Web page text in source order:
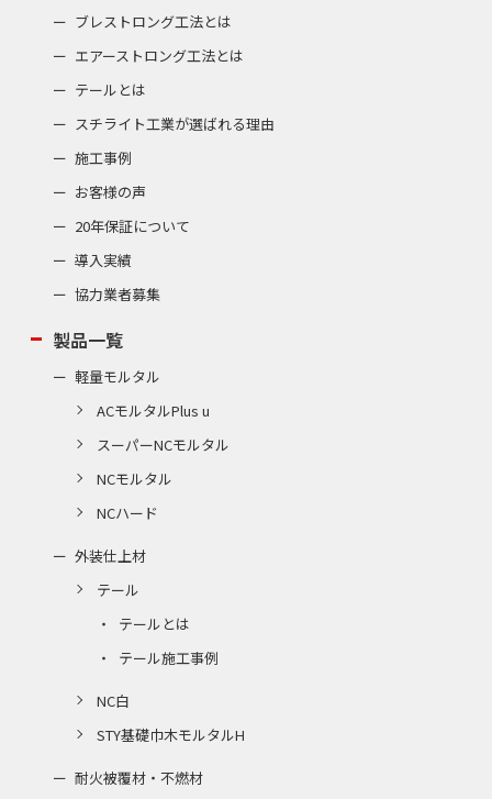
ブレストロング工法とは
エアーストロング工法とは
テールとは
スチライト工業が選ばれる理由
施工事例
お客様の声
20年保証について
導入実績
協力業者募集
製品一覧
軽量モルタル
ACモルタルPlus u
スーパーNCモルタル
NCモルタル
NCハード
外装仕上材
テール
テールとは
テール施工事例
NC白
STY基礎巾木モルタルH
耐火被覆材・不燃材